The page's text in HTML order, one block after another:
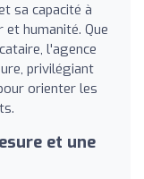
sa capacité à
humanité. Que
l'agence
privilégiant
orienter les
et une